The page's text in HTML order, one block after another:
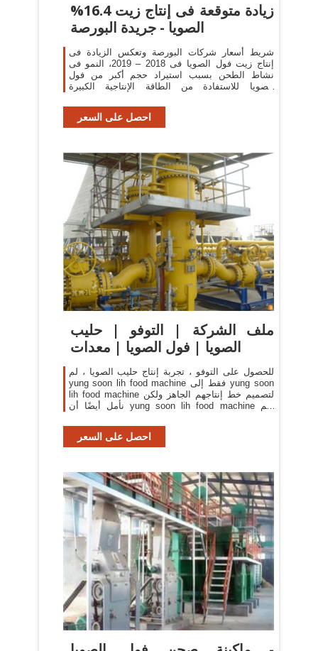
%16.4 زيادة متوقعة فى إنتاج زيت
الصويا - جريدة البورصة
شريط أسعار شركات البورصة وتعكس الزيادة فى
إنتاج زيت فول الصويا فى 2018 – 2019، النمو فى
نشاط الطحن بسبب استيراد حجم أكبر من فول
الصويا للاستفادة من الطاقة الإنتاجية الكبيرة
احصل على السعر
ملف الشركة | التوفو | حليب
الصويا | فول الصويا | معدات
للحصول على التوفو ، تجربة إنتاج حليب الصويا ، لم
yung soon lih food machine فقط إلى yung soon
lih food machine لتصميم خط إنتاجهم الجاهز ولكن
نأمل أيضًا أن yung soon lih food machine لهم
احصل على السعر